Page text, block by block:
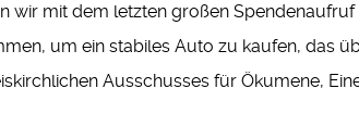
wir mit dem letzten großen
um ein stabiles Auto zu kaufen, das
Ausschusses für Ökumene,